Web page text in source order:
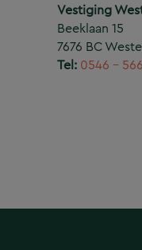
Vestiging
Beeklaan 15
7676 BC
Tel: 0546 –